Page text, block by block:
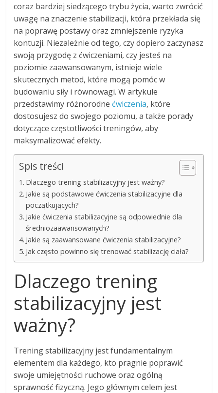
coraz bardziej siedzącego trybu życia, warto zwrócić
uwagę na znaczenie stabilizacji, która przekłada się
na poprawę postawy oraz zmniejszenie ryzyka
kontuzji. Niezależnie od tego, czy dopiero zaczynasz
swoją przygodę z ćwiczeniami, czy jesteś na
poziomie zaawansowanym, istnieje wiele
skutecznych metod, które mogą pomóc w
budowaniu siły i równowagi. W artykule
przedstawimy różnorodne ćwiczenia, które
dostosujesz do swojego poziomu, a także porady
dotyczące częstotliwości treningów, aby
maksymalizować efekty.
Spis treści
Dlaczego trening stabilizacyjny jest ważny?
Jakie są podstawowe ćwiczenia stabilizacyjne dla
początkujących?
Jakie ćwiczenia stabilizacyjne są odpowiednie dla
średniozaawansowanych?
Jakie są zaawansowane ćwiczenia stabilizacyjne?
Jak często powinno się trenować stabilizację ciała?
Dlaczego trening
stabilizacyjny jest
ważny?
Trening stabilizacyjny jest fundamentalnym
elementem dla każdego, kto pragnie poprawić
swoje umiejętności ruchowe oraz ogólną
sprawność fizyczną. Jego głównym celem jest